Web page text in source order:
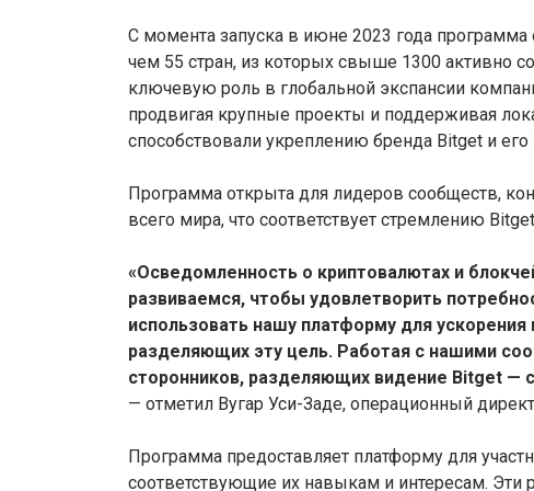
С момента запуска в июне 2023 года
чем 55 стран, из которых свыше 1300 активно
ключевую роль в глобальной экспансии
продвигая крупные проекты и поддерживая
способствовали укреплению бренда Bitget и
Программа открыта для лидеров сообществ,
всего мира, что соответствует стремлению
«Осведомленность о криптовалютах и
развиваемся, чтобы удовлетворить
использовать нашу платформу для
разделяющих эту цель. Работая с нашими
сторонников, разделяющих видение Bitget —
— отметил Вугар Уси-Заде, операционный
Программа предоставляет платформу для
соответствующие их навыкам и интересам. Эти